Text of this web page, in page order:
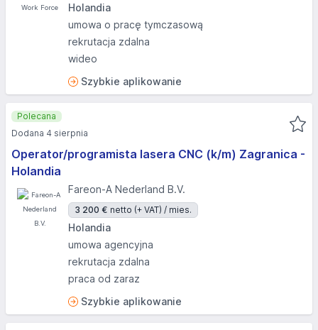
Holandia
umowa o pracę tymczasową
rekrutacja zdalna
wideo
Szybkie aplikowanie
Operator/programista lasera CNC (k/m) Zagranica -
Holandia
Fareon-A Nederland B.V.
3 200 € netto (+ VAT) / mies.
Holandia
umowa agencyjna
rekrutacja zdalna
praca od zaraz
Szybkie aplikowanie
Polecana
Dodana 4 sierpnia